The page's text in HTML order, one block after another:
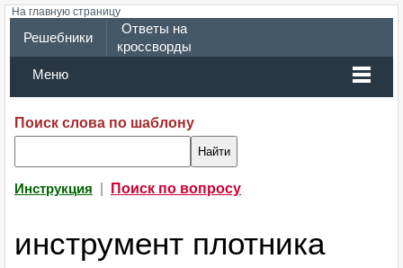
На главную страницу
Решебники
Ответы на
кроссворды
Меню
Поиск слова по шаблону
Инструкция Поиск по вопросу
инструмент плотника